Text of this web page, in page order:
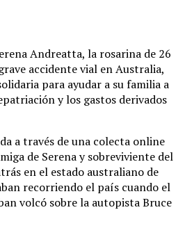
Andreatta, la rosarina de 26
accidente vial en Australia,
para ayudar a su familia a
y los gastos derivados
a través de una colecta online
de Serena y sobreviviente del
en el estado australiano de
recorriendo el país cuando el
volcó sobre la autopista Bruce